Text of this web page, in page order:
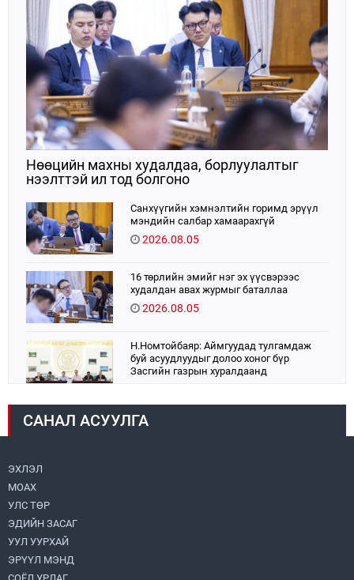
Нөөцийн махны худалдаа, борлуулалтыг
нээлттэй ил тод болгоно
Санхүүгийн хэмнэлтийн горимд эрүүл
мэндийн салбар хамаарахгүй
2026.08.05
16 төрлийн эмийг нэг эх үүсвэрээс
худалдан авах журмыг баталлаа
2026.08.05
Н.Номтойбаяр: Аймгуудад тулгамдаж
буй асуудлуудыг долоо хоног бүр
Засгийн газрын хуралдаанд
УИХ-ын дарга С.Бямбацогт:
САНАЛ АСУУЛГА
ЭХЛЭЛ
МОАХ
УЛС ТӨР
ЭДИЙН ЗАСАГ
УУЛ УУРХАЙ
ЭРҮҮЛ МЭНД